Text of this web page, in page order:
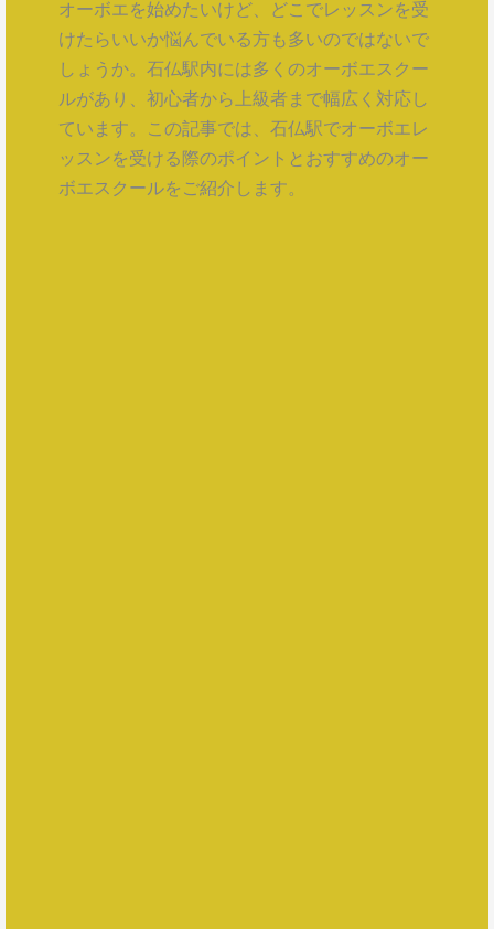
オーボエを始めたいけど、どこでレッスンを受
けたらいいか悩んでいる方も多いのではないで
しょうか。石仏駅内には多くのオーボエスクー
ルがあり、初心者から上級者まで幅広く対応し
ています。この記事では、石仏駅でオーボエレ
ッスンを受ける際のポイントとおすすめのオー
ボエスクールをご紹介します。